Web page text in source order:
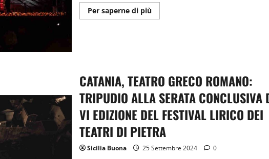
Per saperne di piùUlteriori
informazioni
Franco
Battiato
nei
luoghi
più
suggestivi
dell’isola
CATANIA, TEATRO GRECO ROMANO:
TRIPUDIO ALLA SERATA CONCLUSIVA
VI EDIZIONE DEL FESTIVAL LIRICO DEI
TEATRI DI PIETRA
Sicilia Buona 25 Settembre 2024 0